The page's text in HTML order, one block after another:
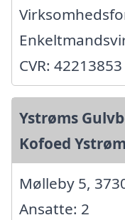
CVR: 42213853
Ystrøms
Kofoed Ystrøm
Mølleby 5,
Ansatte: 2